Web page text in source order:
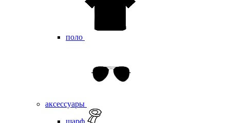
поло
аксессуары
шарф